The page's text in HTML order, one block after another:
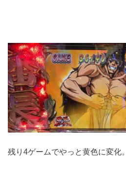
残り4ゲームでやっと黄色に変化。